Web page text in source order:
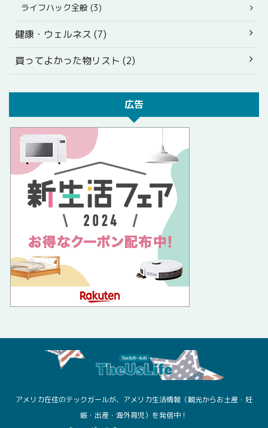
ライフハック全般 (3)
健康・ウェルネス (7)
買ってよかった物リスト (2)
広告
アメリカ在住のテックガールが、アメリカ生活情報（観光からお土産・妊
娠・出産・海外育児）を発信中！